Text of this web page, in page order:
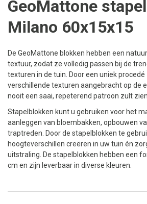
GeoMattone
Milano 60x15x15
De GeoMattone blokken hebben een
textuur, zodat ze volledig passen bij de
texturen in de tuin. Door een uniek
verschillende texturen aangebracht op de
nooit een saai, repeterend patroon zult zien.
Stapelblokken kunt u gebruiken voor het
aanleggen van bloembakken, opbouwen
traptreden. Door de stapelblokken te
hoogteverschillen creëren in uw tuin én
uitstraling. De stapelblokken hebben een
cm en zijn leverbaar in diverse kleuren.